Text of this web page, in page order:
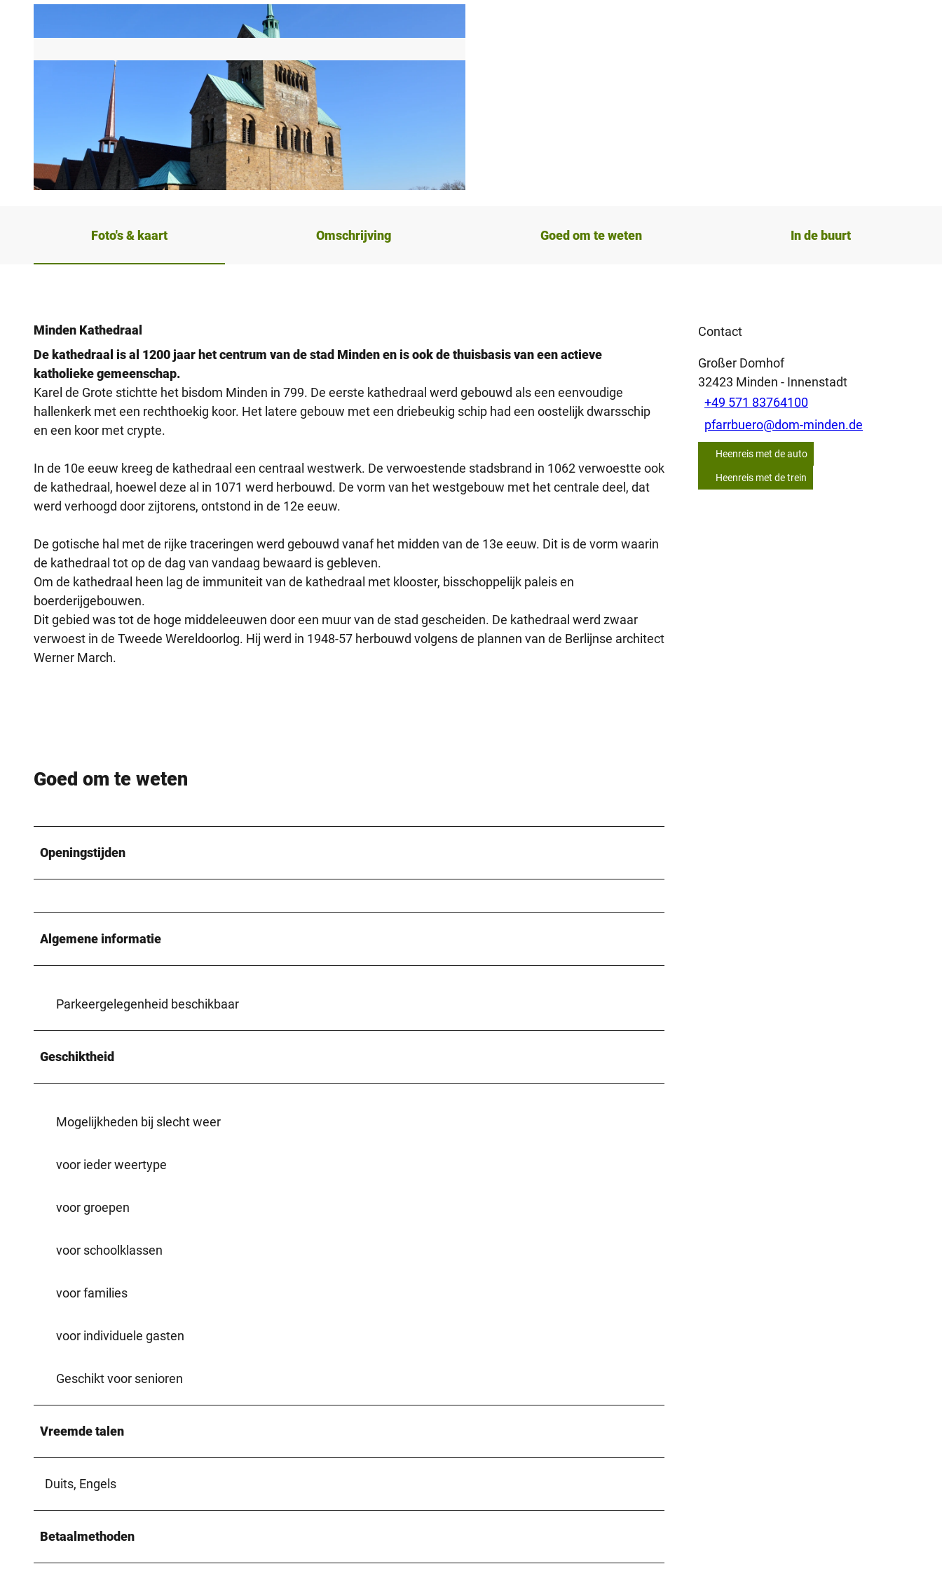
Foto's & kaart Omschrijving Goed om te weten In de buurt
Minden Kathedraal
De kathedraal is al 1200 jaar het centrum van de stad Minden en is ook de thuisbasis van een actieve
katholieke gemeenschap.
Karel de Grote stichtte het bisdom Minden in 799. De eerste kathedraal werd gebouwd als een eenvoudige
hallenkerk met een rechthoekig koor. Het latere gebouw met een driebeukig schip had een oostelijk dwarsschip
en een koor met crypte.
In de 10e eeuw kreeg de kathedraal een centraal westwerk. De verwoestende stadsbrand in 1062 verwoestte ook
de kathedraal, hoewel deze al in 1071 werd herbouwd. De vorm van het westgebouw met het centrale deel, dat
werd verhoogd door zijtorens, ontstond in de 12e eeuw.
De gotische hal met de rijke traceringen werd gebouwd vanaf het midden van de 13e eeuw. Dit is de vorm waarin
de kathedraal tot op de dag van vandaag bewaard is gebleven.
Om de kathedraal heen lag de immuniteit van de kathedraal met klooster, bisschoppelijk paleis en
boerderijgebouwen.
Dit gebied was tot de hoge middeleeuwen door een muur van de stad gescheiden. De kathedraal werd zwaar
verwoest in de Tweede Wereldoorlog. Hij werd in 1948-57 herbouwd volgens de plannen van de Berlijnse architect
Werner March.
Goed om te weten
Openingstijden
Algemene informatie
Parkeergelegenheid beschikbaar
Geschiktheid
Mogelijkheden bij slecht weer
voor ieder weertype
voor groepen
voor schoolklassen
voor families
voor individuele gasten
Geschikt voor senioren
Vreemde talen
Duits, Engels
Betaalmethoden
Contact
Großer Domhof
32423 Minden - Innenstadt
+49 571 83764100
pfarrbuero@dom-minden.de
Heenreis met de auto
Heenreis met de trein